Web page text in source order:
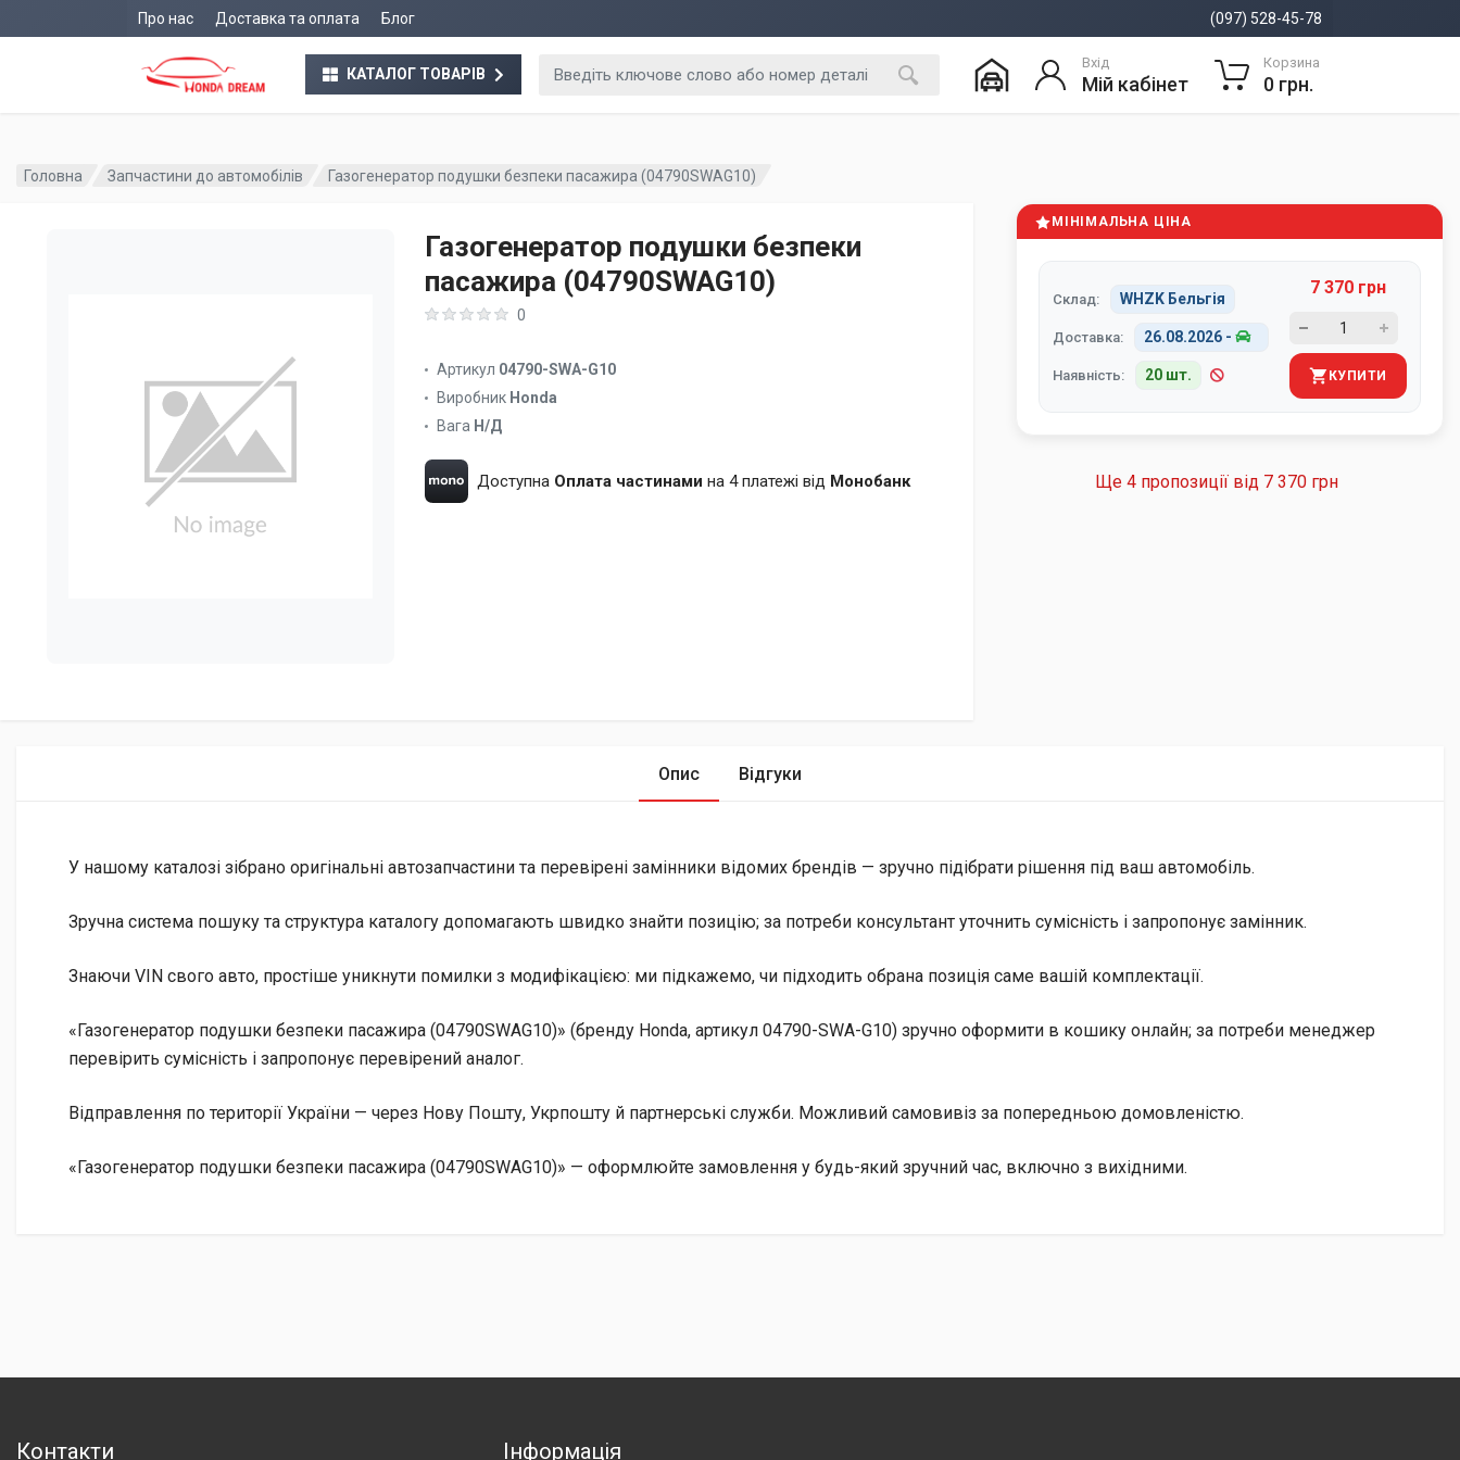
Про нас Доставка та оплата Блог (097) 528-45-78
КАТАЛОГ ТОВАРІВ
Вхід
Мій кабінет
Корзина
0 грн.
Головна Запчастини до автомобілів Газогенератор подушки безпеки пасажира (04790SWAG10)
Газогенератор подушки безпеки
пасажира (04790SWAG10)
0
Артикул 04790-SWA-G10
Виробник Honda
Вага Н/Д
Доступна Оплата частинами на 4 платежі від Монобанк
МІНІМАЛЬНА ЦІНА
Склад: WHZK Бельгія
Доставка: 26.08.2026 -
Наявність: 20 шт.
7 370 грн
КУПИТИ
Ще 4 пропозиції від 7 370 грн
Опис Відгуки
У нашому каталозі зібрано оригінальні автозапчастини та перевірені замінники відомих брендів — зручно підібрати рішення під ваш автомобіль.
Зручна система пошуку та структура каталогу допомагають швидко знайти позицію; за потреби консультант уточнить сумісність і запропонує замінник.
Знаючи VIN свого авто, простіше уникнути помилки з модифікацією: ми підкажемо, чи підходить обрана позиція саме вашій комплектації.
«Газогенератор подушки безпеки пасажира (04790SWAG10)» (бренду Honda, артикул 04790-SWA-G10) зручно оформити в кошику онлайн; за потреби менеджер
перевірить сумісність і запропонує перевірений аналог.
Відправлення по території України — через Нову Пошту, Укрпошту й партнерські служби. Можливий самовивіз за попередньою домовленістю.
«Газогенератор подушки безпеки пасажира (04790SWAG10)» — оформлюйте замовлення у будь-який зручний час, включно з вихідними.
Контакти Інформація